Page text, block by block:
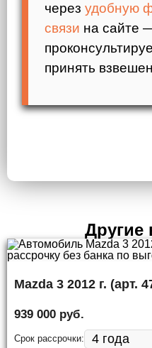
через удобную
связи на сайте
принять
Другие
Mazda 3 2012 г. (арт.
939 000 руб.
Срок рассрочки: